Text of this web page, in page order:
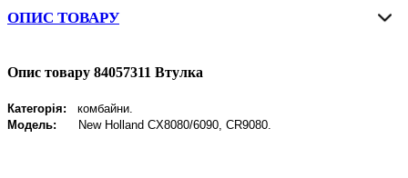
ОПИС ТОВАРУ
Опис товару 84057311 Втулка
Категорія: комбайни.
Модель:
New Holland CX8080/6090, CR9080.